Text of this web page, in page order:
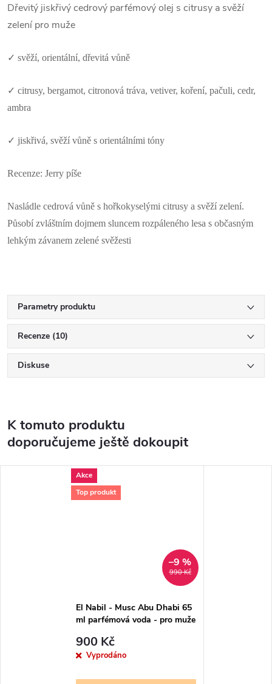
Dřevitý jiskřivý cedrový parfémový olej s citrusy a svěží
zelení pro muže
✓ svěží, orientální, dřevitá vůně
✓ citrusy, bergamot, citronová tráva, vetiver, koření, pačuli, cedr,
ambra
✓ jiskřivá, svěží vůně s orientálními tóny
Recenze: Jerry píše
Nasládle cedrová vůně s hořkokyselými citrusy a svěží zelení.
Působí zvláštním dojmem sluncem rozpáleného lesa s občasným
lehkým závanem zelené svěžesti
Parametry produktu
Recenze (10)
Diskuse
K tomuto produktu
doporučujeme ještě dokoupit
Akce
Top produkt
990 Kč
–9 %
El Nabil - Musc Abu Dhabi 65
ml parfémová voda - pro muže
900 Kč
Vyprodáno